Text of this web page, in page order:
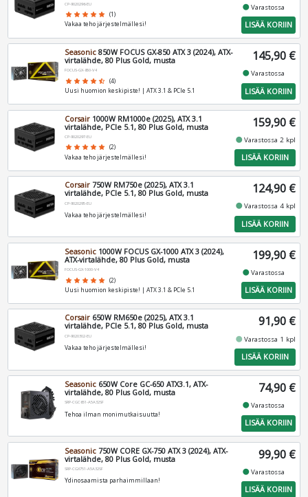
CP-9020296-EU
star star star star star (1)
Vakaa teho järjestelmällesi!
fiber_manual_recordVarastossa
LISÄÄ KORIIN
Seasonic 850W FOCUS GX-850 ATX 3 (2024), ATX-
virtalähde, 80 Plus Gold, musta
FOCUS-GX-850-V4
star star star star star_half (4)
Uusi huomion keskipiste! | ATX 3.1 & PCIe 5.1
145,90 €
fiber_manual_recordVarastossa
LISÄÄ KORIIN
Corsair 1000W RM1000e (2025), ATX 3.1
virtalähde, PCIe 5.1, 80 Plus Gold, musta
CP-9020297-EU
star star star star star (2)
Vakaa teho järjestelmällesi!
159,90 €
fiber_manual_recordVarastossa 2 kpl
LISÄÄ KORIIN
Corsair 750W RM750e (2025), ATX 3.1
virtalähde, PCIe 5.1, 80 Plus Gold, musta
CP-9020295-EU
Vakaa teho järjestelmällesi!
124,90 €
fiber_manual_recordVarastossa 4 kpl
LISÄÄ KORIIN
Seasonic 1000W FOCUS GX-1000 ATX 3 (2024),
ATX-virtalähde, 80 Plus Gold, musta
FOCUS-GX-1000-V4
star star star star star (2)
Uusi huomion keskipiste! | ATX 3.1 & PCIe 5.1
199,90 €
fiber_manual_recordVarastossa
LISÄÄ KORIIN
Corsair 650W RM650e (2025), ATX 3.1
virtalähde, PCIe 5.1, 80 Plus Gold, musta
CP-9020302-EU
Vakaa teho järjestelmällesi!
91,90 €
fiber_manual_recordVarastossa 1 kpl
LISÄÄ KORIIN
Seasonic 650W Core GC-650 ATX3.1, ATX-
virtalähde, 80 Plus Gold, musta
SRP-CGC651-A5A32SF
Tehoa ilman monimutkaisuutta!
74,90 €
fiber_manual_recordVarastossa
LISÄÄ KORIIN
Seasonic 750W CORE GX-750 ATX 3 (2024), ATX-
virtalähde, 80 Plus Gold, musta
SRP-CGX751-A5A32SF
Ydinosaamista parhaimmillaan!
99,90 €
fiber_manual_recordVarastossa
LISÄÄ KORIIN